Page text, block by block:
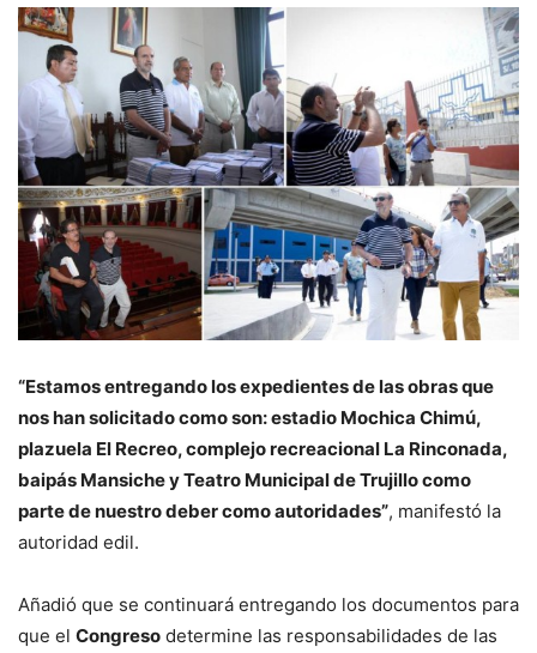
“Estamos entregando los expedientes de las obras que
nos han solicitado como son: estadio Mochica Chimú,
plazuela El Recreo, complejo recreacional La Rinconada,
baipás Mansiche y Teatro Municipal de Trujillo como
parte de nuestro deber como autoridades”, manifestó la
autoridad edil.
Añadió que se continuará entregando los documentos para
que el Congreso determine las responsabilidades de las